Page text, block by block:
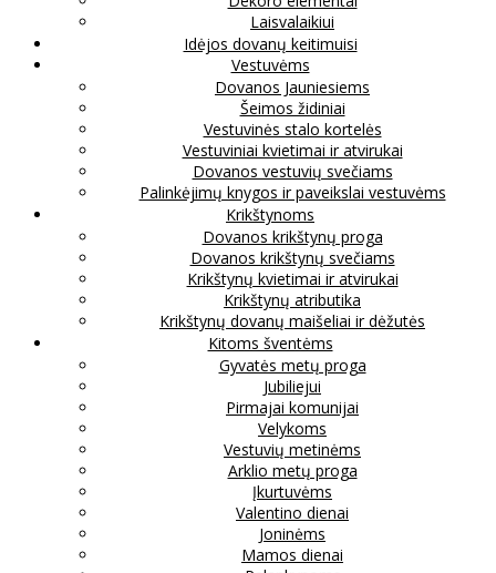
Laisvalaikiui
Idėjos dovanų keitimuisi
Vestuvėms
Dovanos Jauniesiems
Šeimos židiniai
Vestuvinės stalo kortelės
Vestuviniai kvietimai ir atvirukai
Dovanos vestuvių svečiams
Palinkėjimų knygos ir paveikslai vestuvėms
Krikštynoms
Dovanos krikštynų proga
Dovanos krikštynų svečiams
Krikštynų kvietimai ir atvirukai
Krikštynų atributika
Krikštynų dovanų maišeliai ir dėžutės
Kitoms šventėms
Gyvatės metų proga
Jubiliejui
Pirmajai komunijai
Velykoms
Vestuvių metinėms
Arklio metų proga
Įkurtuvėms
Valentino dienai
Joninėms
Mamos dienai